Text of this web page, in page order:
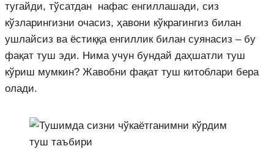
тугайди, тўсатдан нафас енгиллашади, сиз
кўзларингизни очасиз, ҳавони кўкрагингиз билан
ушлайсиз ва ёстиққа енгиллик билан суянасиз – бу
фақат туш эди. Нима учун бундай даҳшатли туш
кўриш мумкин? Жавобни фақат туш китоблари бера
олади.